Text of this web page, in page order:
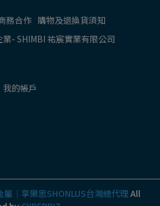
務合作 購物及退換貨須知
業- SHIMBI 祐宸實業有限公司
我的帳戶
屬│享樂思SHONLUS台灣總代理All